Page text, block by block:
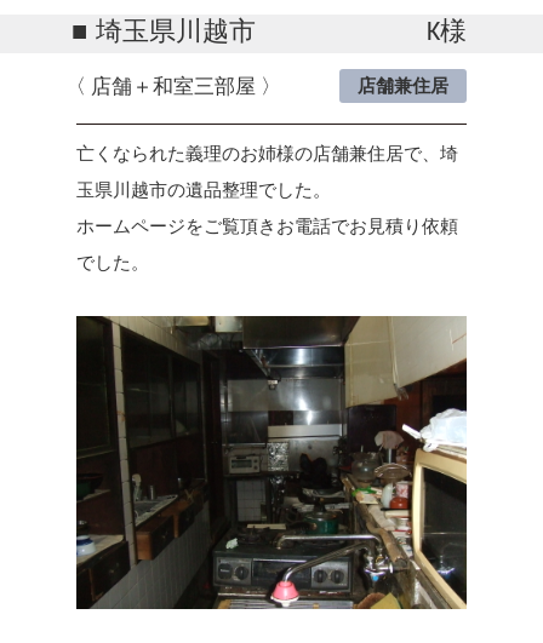
埼玉県川越市 K様
店舗兼住居
店舗＋和室三部屋
亡くなられた義理のお姉様の店舗兼住居で、埼
玉県川越市の遺品整理でした。
ホームページをご覧頂きお電話でお見積り依頼
でした。